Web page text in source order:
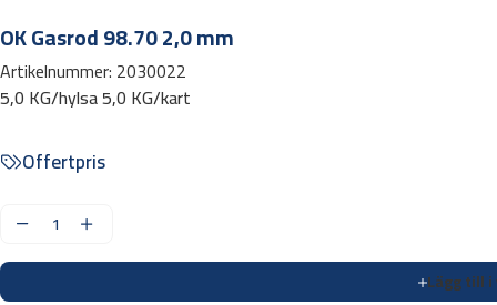
OK Gasrod 98.70 2,0 mm
Artikelnummer: 2030022
5,0 KG/hylsa 5,0 KG/kart
Offertpris
K
G
Lägg till